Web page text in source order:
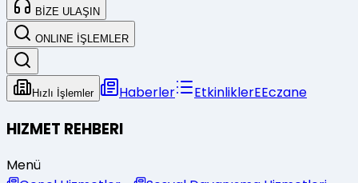
BİZE ULAŞIN
ONLINE İŞLEMLER
Hızlı İşlemler Haberler EtkinliklerEEczane
HIZMET REHBERI
Menü